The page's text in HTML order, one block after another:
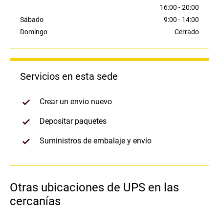
16:00 -20:00
Sábado
9:00 - 14:00
Domingo
Cerrado
Servicios en esta sede
Crear un envio nuevo
Depositar paquetes
Suministros de embalaje y envío
Otras ubicaciones de UPS en las
cercanías